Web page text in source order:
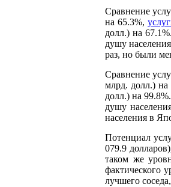
Сравнение
на 65.3%,
долл.) на
душу
раз, но были
Сравнение
млрд. долл.) на
долл.) на
душу
населения в
Потенциал
079.9
таком же
фактического
лучшего